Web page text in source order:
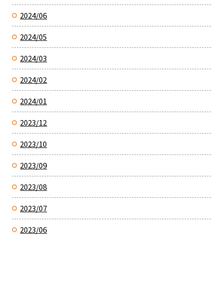
2024/06
2024/05
2024/03
2024/02
2024/01
2023/12
2023/10
2023/09
2023/08
2023/07
2023/06